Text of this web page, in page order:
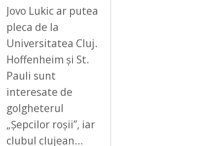
Jovo Lukic ar putea
pleca de la
Universitatea Cluj.
Hoffenheim și St.
Pauli sunt
interesate de
golgheterul
„Șepcilor roșii”, iar
clubul clujean…